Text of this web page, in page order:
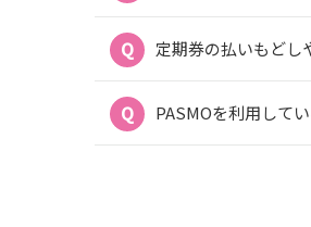
定期券の払いもどし
PASMOを利用して